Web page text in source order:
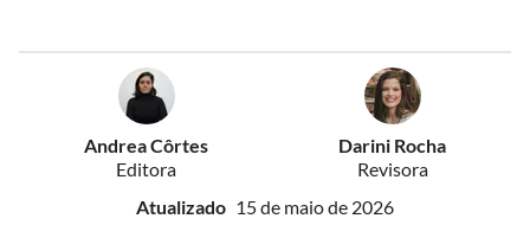
Andrea Côrtes
Editora
Darini Rocha
Revisora
Atualizado 15 de maio de 2026